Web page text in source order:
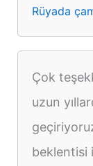
Rüyada
Çok
uzun
beklentisi